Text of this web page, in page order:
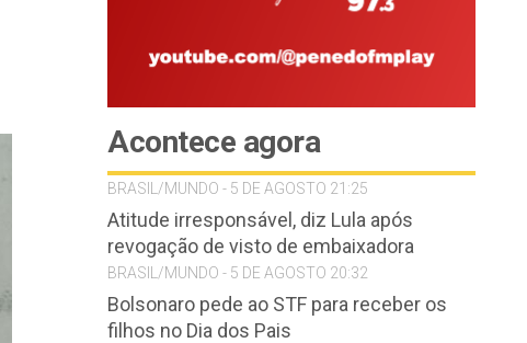
Acontece agora
BRASIL/MUNDO - 5 DE AGOSTO 21:25
Atitude irresponsável, diz Lula após
revogação de visto de embaixadora
BRASIL/MUNDO - 5 DE AGOSTO 20:32
Bolsonaro pede ao STF para receber os
filhos no Dia dos Pais